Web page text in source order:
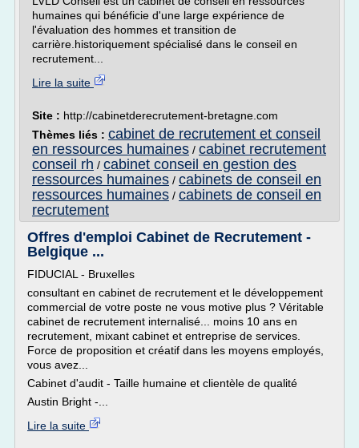
humaines qui bénéficie d'une large expérience de
l'évaluation des hommes et transition de
carrière.historiquement spécialisé dans le conseil en
recrutement...
Lire la suite
Site : http://cabinetderecrutement-bretagne.com
Thèmes liés : cabinet de recrutement et conseil
en ressources humaines / cabinet recrutement
conseil rh / cabinet conseil en gestion des
ressources humaines / cabinets de conseil en
ressources humaines / cabinets de conseil en
recrutement
Offres d'emploi Cabinet de Recrutement -
Belgique ...
FIDUCIAL - Bruxelles
consultant en cabinet de recrutement et le développement
commercial de votre poste ne vous motive plus ? Véritable
cabinet de recrutement internalisé... moins 10 ans en
recrutement, mixant cabinet et entreprise de services.
Force de proposition et créatif dans les moyens employés,
vous avez...
Cabinet d'audit - Taille humaine et clientèle de qualité
Austin Bright -...
Lire la suite